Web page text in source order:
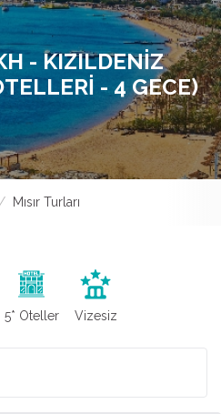
- KIZILDENIZ
- 4 GECE)
Mısır Turları
5* Oteller Vizesiz